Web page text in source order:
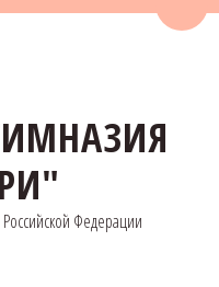
Федерации